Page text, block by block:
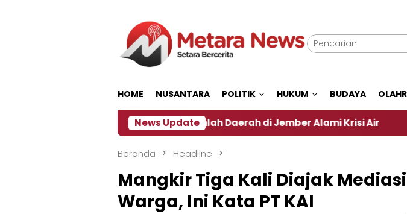
HOME NUSANTARA POLITIK HUKUM BUDAYA
News Update
Dampak El Nino, Sejumlah Daerah di Jember Alami Krisi Air Harga
Beranda Headline
Mangkir Tiga Kali Diajak
Warga, Ini Kata PT KAI